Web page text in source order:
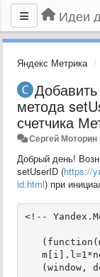
Идеи
Яндекс Метрика
метода
счетчика
Сергей Моторин
Добрый день!
setUserID (https://
id.html) при
<!--
(window,